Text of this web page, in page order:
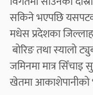
सकिने भएपछि यसपटक
मधेस प्रदेशका
बोरिङ तथा स्यालो
जमिनमा मात्र सिँचाइ
खेतमा